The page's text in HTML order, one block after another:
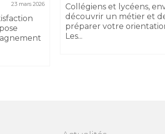
23 mars 2026
Collégiens et lycéens,
découvrir un métier et
préparer votre
Les...